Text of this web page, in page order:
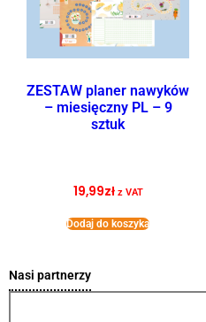
ZESTAW planer nawyków
– miesięczny PL – 9
sztuk
19,99zł z VAT
Dodaj do koszyka
Nasi partnerzy